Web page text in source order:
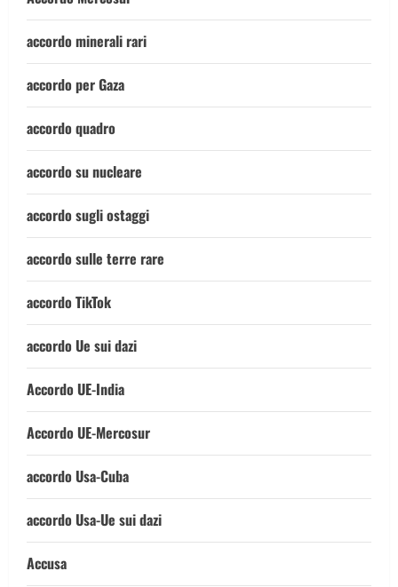
accordo minerali rari
accordo per Gaza
accordo quadro
accordo su nucleare
accordo sugli ostaggi
accordo sulle terre rare
accordo TikTok
accordo Ue sui dazi
Accordo UE-India
Accordo UE-Mercosur
accordo Usa-Cuba
accordo Usa-Ue sui dazi
Accusa